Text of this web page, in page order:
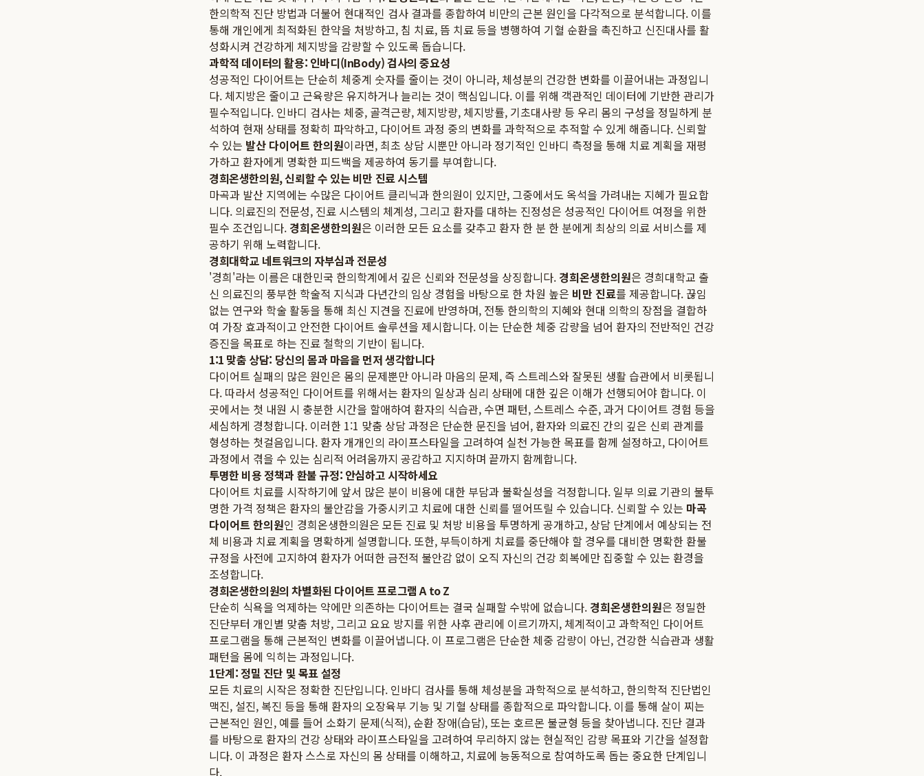
한의학적 진단 방법과 더불어 현대적인 검사 결과를 종합하여 비만의 근본 원인을 다각적으로 분석합니다. 이를
통해 개인에게 최적화된 한약을 처방하고, 침 치료, 뜸 치료 등을 병행하여 기혈 순환을 촉진하고 신진대사를 활
성화시켜 건강하게 체지방을 감량할 수 있도록 돕습니다.
과학적 데이터의 활용: 인바디(InBody) 검사의 중요성
성공적인 다이어트는 단순히 체중계 숫자를 줄이는 것이 아니라, 체성분의 건강한 변화를 이끌어내는 과정입니
다. 체지방은 줄이고 근육량은 유지하거나 늘리는 것이 핵심입니다. 이를 위해 객관적인 데이터에 기반한 관리가
필수적입니다. 인바디 검사는 체중, 골격근량, 체지방량, 체지방률, 기초대사량 등 우리 몸의 구성을 정밀하게 분
석하여 현재 상태를 정확히 파악하고, 다이어트 과정 중의 변화를 과학적으로 추적할 수 있게 해줍니다. 신뢰할
수 있는 발산 다이어트 한의원이라면, 최초 상담 시뿐만 아니라 정기적인 인바디 측정을 통해 치료 계획을 재평
가하고 환자에게 명확한 피드백을 제공하여 동기를 부여합니다.
경희온생한의원, 신뢰할 수 있는 비만 진료 시스템
마곡과 발산 지역에는 수많은 다이어트 클리닉과 한의원이 있지만, 그중에서도 옥석을 가려내는 지혜가 필요합
니다. 의료진의 전문성, 진료 시스템의 체계성, 그리고 환자를 대하는 진정성은 성공적인 다이어트 여정을 위한
필수 조건입니다. 경희온생한의원은 이러한 모든 요소를 갖추고 환자 한 분 한 분에게 최상의 의료 서비스를 제
공하기 위해 노력합니다.
경희대학교 네트워크의 자부심과 전문성
'경희'라는 이름은 대한민국 한의학계에서 깊은 신뢰와 전문성을 상징합니다. 경희온생한의원은 경희대학교 출
신 의료진의 풍부한 학술적 지식과 다년간의 임상 경험을 바탕으로 한 차원 높은 비만 진료를 제공합니다. 끊임
없는 연구와 학술 활동을 통해 최신 지견을 진료에 반영하며, 전통 한의학의 지혜와 현대 의학의 장점을 결합하
여 가장 효과적이고 안전한 다이어트 솔루션을 제시합니다. 이는 단순한 체중 감량을 넘어 환자의 전반적인 건강
증진을 목표로 하는 진료 철학의 기반이 됩니다.
1:1 맞춤 상담: 당신의 몸과 마음을 먼저 생각합니다
다이어트 실패의 많은 원인은 몸의 문제뿐만 아니라 마음의 문제, 즉 스트레스와 잘못된 생활 습관에서 비롯됩니
다. 따라서 성공적인 다이어트를 위해서는 환자의 일상과 심리 상태에 대한 깊은 이해가 선행되어야 합니다. 이
곳에서는 첫 내원 시 충분한 시간을 할애하여 환자의 식습관, 수면 패턴, 스트레스 수준, 과거 다이어트 경험 등을
세심하게 경청합니다. 이러한 1:1 맞춤 상담 과정은 단순한 문진을 넘어, 환자와 의료진 간의 깊은 신뢰 관계를
형성하는 첫걸음입니다. 환자 개개인의 라이프스타일을 고려하여 실천 가능한 목표를 함께 설정하고, 다이어트
과정에서 겪을 수 있는 심리적 어려움까지 공감하고 지지하며 끝까지 함께합니다.
투명한 비용 정책과 환불 규정: 안심하고 시작하세요
다이어트 치료를 시작하기에 앞서 많은 분이 비용에 대한 부담과 불확실성을 걱정합니다. 일부 의료 기관의 불투
명한 가격 정책은 환자의 불안감을 가중시키고 치료에 대한 신뢰를 떨어뜨릴 수 있습니다. 신뢰할 수 있는 마곡
다이어트 한의원인 경희온생한의원은 모든 진료 및 처방 비용을 투명하게 공개하고, 상담 단계에서 예상되는 전
체 비용과 치료 계획을 명확하게 설명합니다. 또한, 부득이하게 치료를 중단해야 할 경우를 대비한 명확한 환불
규정을 사전에 고지하여 환자가 어떠한 금전적 불안감 없이 오직 자신의 건강 회복에만 집중할 수 있는 환경을
조성합니다.
경희온생한의원의 차별화된 다이어트 프로그램 A to Z
단순히 식욕을 억제하는 약에만 의존하는 다이어트는 결국 실패할 수밖에 없습니다. 경희온생한의원은 정밀한
진단부터 개인별 맞춤 처방, 그리고 요요 방지를 위한 사후 관리에 이르기까지, 체계적이고 과학적인 다이어트
프로그램을 통해 근본적인 변화를 이끌어냅니다. 이 프로그램은 단순한 체중 감량이 아닌, 건강한 식습관과 생활
패턴을 몸에 익히는 과정입니다.
1단계: 정밀 진단 및 목표 설정
모든 치료의 시작은 정확한 진단입니다. 인바디 검사를 통해 체성분을 과학적으로 분석하고, 한의학적 진단법인
맥진, 설진, 복진 등을 통해 환자의 오장육부 기능 및 기혈 상태를 종합적으로 파악합니다. 이를 통해 살이 찌는
근본적인 원인, 예를 들어 소화기 문제(식적), 순환 장애(습담), 또는 호르몬 불균형 등을 찾아냅니다. 진단 결과
를 바탕으로 환자의 건강 상태와 라이프스타일을 고려하여 무리하지 않는 현실적인 감량 목표와 기간을 설정합
니다. 이 과정은 환자 스스로 자신의 몸 상태를 이해하고, 치료에 능동적으로 참여하도록 돕는 중요한 단계입니
다.